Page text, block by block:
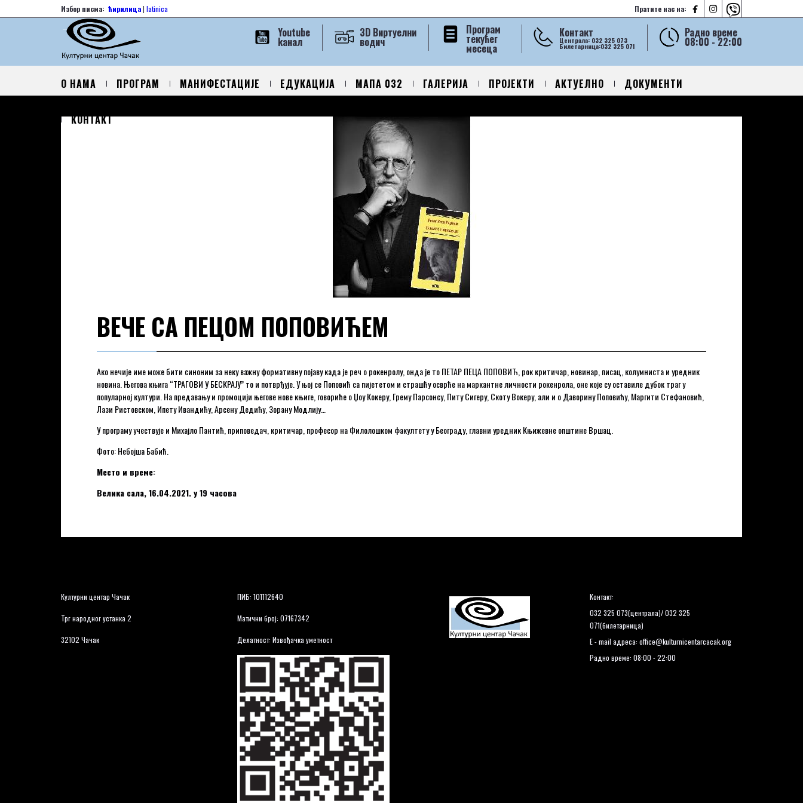
Пратите нас на:   
Избор писма: ћирилица| latinica
Радно време
08:00 - 22:00
Контакт
Централа: 032 325 073
Билетарница:032 325 071
Програм
текућег
месеца
3D Виртуелни
водич
Youtube
kанал
О НАМА ПРОГРАМ МАНИФЕСТАЦИЈЕ ЕДУКАЦИЈА МАПА 032 ГАЛЕРИЈА ПРОЈЕКТИ АКТУЕЛНО ДОКУМЕНТИ
КОНТАКТ
ВЕЧЕ СА ПЕЦОМ ПОПОВИЋЕМ
Ако нечије име може бити синоним за неку важну формативну појаву када је реч о рокенролу, онда је то ПЕТАР ПЕЦА ПОПОВИЋ, рок критичар, новинар, писац, колумниста и уредник
новина. Његова књига “ТРАГОВИ У БЕСКРАЈУ” то и потврђује. У њој се Поповић са пијететом и страшћу осврће на маркантне личности рокенрола, оне које су оставиле дубок траг у
популарној култури. На предавању и промоцији његове нове књиге, говориће о Џоу Кокеру, Грему Парсонсу, Питу Сигеру, Скоту Вокеру, али и о Даворину Поповићу, Маргити Стефановић,
Лази Ристовском, Ипету Ивандићу, Арсену Дедићу, Зорану Модлију…
У програму учествује и Михајло Пантић, приповедач, критичар, професор на Филолошком факултету у Београду, главни уредник Књижевне општине Вршац.
Фото: Небојша Бабић.
Место и време:
Велика сала, 16.04.2021. у 19 часова
Културни центар Чачак
Трг народног устанка 2
32102 Чачак
ПИБ: 101112640
Матични број: 07167342
Делатност: Извођачка уметност
Контакт:
032 325 073(централа)/ 032 325
071(билетарница)
E - mail адреса: office@kulturnicentarcacak.org
Радно време: 08:00 - 22:00